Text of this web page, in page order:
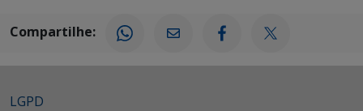
Compartilhe:
LGPD